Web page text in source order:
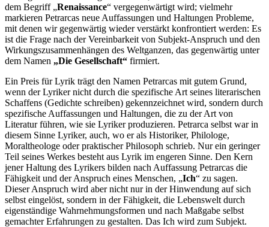
dem Begriff „Renaissance“ vergegenwärtigt wird; vielmehr
markieren Petrarcas neue Auffassungen und Haltungen Probleme,
mit denen wir gegenwärtig wieder verstärkt konfrontiert werden: Es
ist die Frage nach der Vereinbarkeit von Subjekt-Anspruch und den
Wirkungszusammenhängen des Weltganzen, das gegenwärtig unter
dem Namen „Die Gesellschaft“ firmiert.
Ein Preis für Lyrik trägt den Namen Petrarcas mit gutem Grund,
wenn der Lyriker nicht durch die spezifische Art seines literarischen
Schaffens (Gedichte schreiben) gekennzeichnet wird, sondern durch
spezifische Auffassungen und Haltungen, die zu der Art von
Literatur führen, wie sie Lyriker produzieren. Petrarca selbst war in
diesem Sinne Lyriker, auch, wo er als Historiker, Philologe,
Moraltheologe oder praktischer Philosoph schrieb. Nur ein geringer
Teil seines Werkes besteht aus Lyrik im engeren Sinne. Den Kern
jener Haltung des Lyrikers bilden nach Auffassung Petrarcas die
Fähigkeit und der Anspruch eines Menschen, „Ich“ zu sagen.
Dieser Anspruch wird aber nicht nur in der Hinwendung auf sich
selbst eingelöst, sondern in der Fähigkeit, die Lebenswelt durch
eigenständige Wahrnehmungsformen und nach Maßgabe selbst
gemachter Erfahrungen zu gestalten. Das Ich wird zum Subjekt.